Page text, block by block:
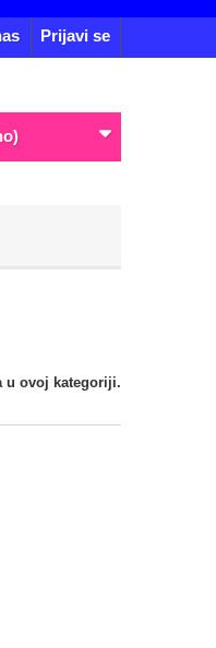
Prijavi se
u ovoj kategoriji.